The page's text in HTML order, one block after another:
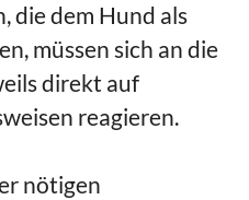
die dem Hund als
müssen sich an die
direkt auf
reagieren.
nötigen